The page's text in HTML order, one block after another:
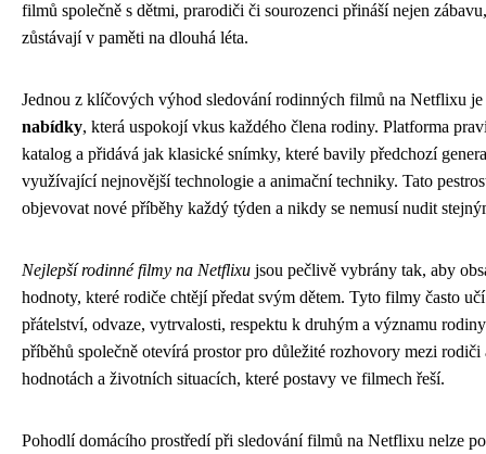
filmů společně s dětmi, prarodiči či sourozenci přináší nejen
zůstávají v paměti na dlouhá léta.
Jednou z klíčových výhod sledování rodinných filmů na Netflixu je
nabídky, která uspokojí vkus každého člena rodiny. Platforma
katalog a přidává jak klasické snímky, které bavily předchozí
využívající nejnovější technologie a animační techniky. Tato
objevovat nové příběhy každý týden a nikdy se nemusí nudit
Nejlepší rodinné filmy na Netflixu jsou pečlivě vybrány tak, aby
hodnoty, které rodiče chtějí předat svým dětem. Tyto filmy často
přátelství, odvaze, vytrvalosti, respektu k druhým a významu
příběhů společně otevírá prostor pro důležité rozhovory mezi
hodnotách a životních situacích, které postavy ve filmech řeší.
Pohodlí domácího prostředí při sledování filmů na Netflixu nelze